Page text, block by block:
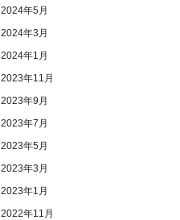
2024年5月
2024年3月
2024年1月
2023年11月
2023年9月
2023年7月
2023年5月
2023年3月
2023年1月
2022年11月